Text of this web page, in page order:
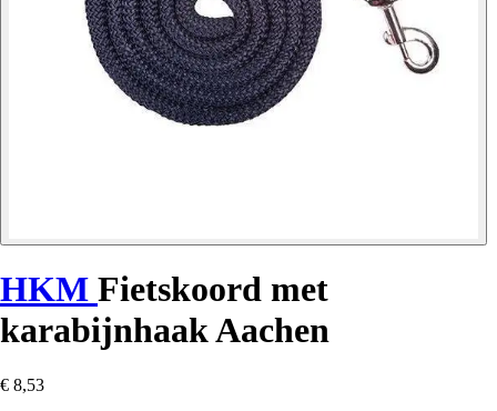
HKM Fietskoord met
karabijnhaak Aachen
€ 8,53